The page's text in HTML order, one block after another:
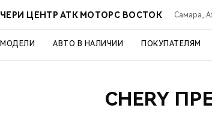
ЧЕРИ ЦЕНТР АТК МОТОРС ВОСТОК Самара,
МОДЕЛИ АВТО В НАЛИЧИИ ПОКУПАТЕЛЯМ
CHERY